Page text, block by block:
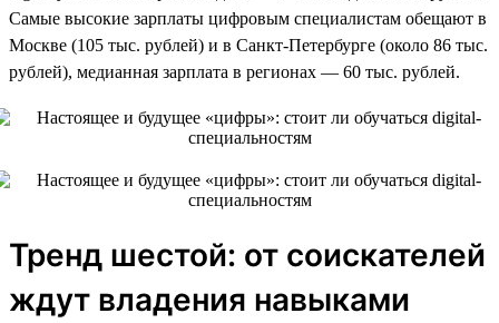
Самые высокие зарплаты цифровым специалистам обещают в
Москве (105 тыс. рублей) и в Санкт-Петербурге (около 86 тыс.
рублей), медианная зарплата в регионах — 60 тыс. рублей.
Тренд шестой: от соискателей
ждут владения навыками